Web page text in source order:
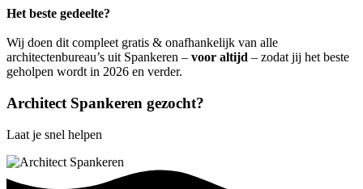
Het beste gedeelte?
Wij doen dit compleet gratis & onafhankelijk van alle
architectenbureau’s uit Spankeren – voor altijd – zodat jij het beste
geholpen wordt in 2026 en verder.
Architect Spankeren gezocht?
Laat je snel helpen